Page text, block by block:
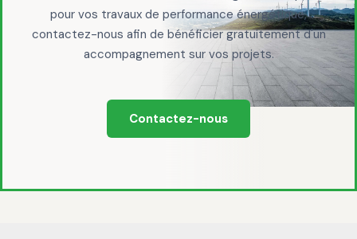
pour vos travaux de performance énergétique,
contactez-nous afin de bénéficier gratuitement d'un
accompagnement sur vos projets.
Contactez-nous